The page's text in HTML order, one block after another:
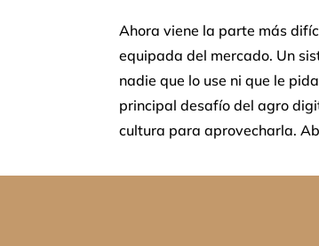
Ahora viene la parte más
equipada del mercado. Un
nadie que lo use ni que le
principal desafío del agro
cultura para aprovecharla.